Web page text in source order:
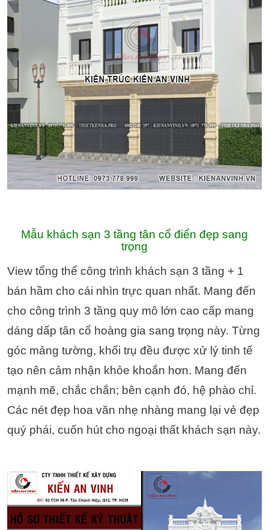
Mẫu khách sạn 3 tầng tân cổ điển đẹp sang
trọng
View tổng thể công trình khách sạn 3 tầng + 1
bán hầm cho cái nhìn trực quan nhất. Mang đến
cho công trình 3 tầng quy mô lớn cao cấp mang
dáng dấp tân cổ hoàng gia sang trọng này. Từng
góc mảng tường, khối trụ đều được xử lý tinh tế
tạo nên cảm nhận khỏe khoắn hơn. Mang đến
mạnh mẽ, chắc chắn; bên cạnh đó, hệ phào chỉ.
Các nét đẹp hoa văn nhẹ nhàng mang lại vẻ đẹp
quý phái, cuốn hút cho ngoại thất khách sạn này.